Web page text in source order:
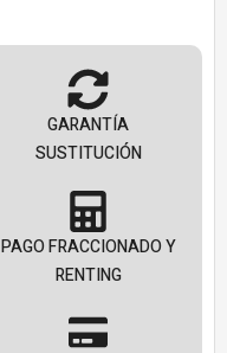
GARANTÍA
SUSTITUCIÓN
PAGO FRACCIONADO Y
RENTING